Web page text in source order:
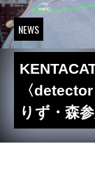
NEWS
〈
りず・森